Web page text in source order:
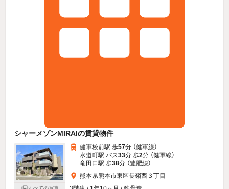
シャーメゾンMIRAIの賃貸物件
健軍校前駅 歩57分 （健軍線）
水道町駅 バス33分 歩2分 （健軍線）
竜田口駅 歩38分 （豊肥線）
熊本県熊本市東区長嶺西３丁目